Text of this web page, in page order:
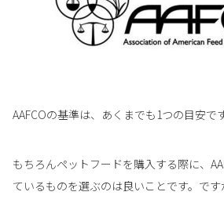
AAFCOの基準は、あくまでも1つの目安です
もちろんペットフードを購入する際に、
ているものを選ぶのは良いことです。です